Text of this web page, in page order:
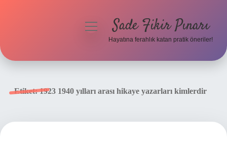
menüyüSade Fikir Pınarı
Hayatına ferahlık katan pratik öneriler!
Etiket:1923 1940 yılları arası hikaye yazarları kimlerdir